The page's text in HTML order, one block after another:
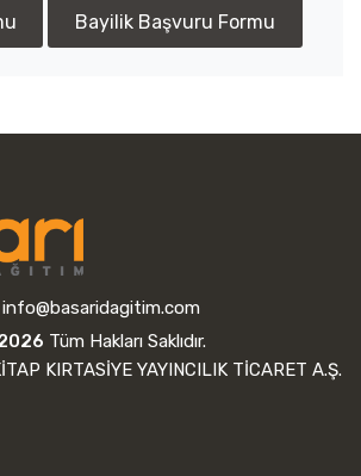
Bayilik Başvuru Formu
info@basaridagitim.com
Tüm Hakları Saklıdır.
KIRTASİYE YAYINCILIK TİCARET A.Ş.